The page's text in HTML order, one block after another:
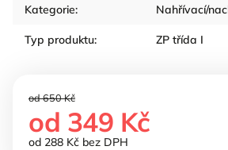
Kategorie: Nahřívací/
Typ produktu: ZP třída I
od 650 Kč
od 349 Kč
od 288 Kč bez DPH